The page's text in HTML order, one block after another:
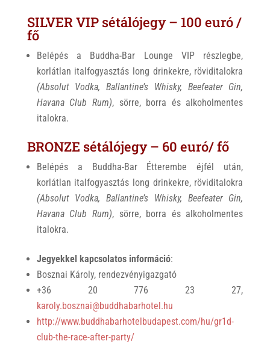
SILVER VIP sétálójegy – 100 euró /
fő
Belépés a Buddha-Bar Lounge VIP részlegbe,
korlátlan italfogyasztás long drinkekre, röviditalokra
(Absolut Vodka, Ballantine’s Whisky, Beefeater Gin,
Havana Club Rum), sörre, borra és alkoholmentes
italokra.
BRONZE sétálójegy – 60 euró/ fő
Belépés a Buddha-Bar Étterembe éjfél után,
korlátlan italfogyasztás long drinkekre, röviditalokra
(Absolut Vodka, Ballantine’s Whisky, Beefeater Gin,
Havana Club Rum), sörre, borra és alkoholmentes
italokra.
Jegyekkel kapcsolatos információ:
Bosznai Károly, rendezvényigazgató
+36 20 776 23 27,
karoly.bosznai@buddhabarhotel.hu
http://www.buddhabarhotelbudapest.com/hu/gr1d-
club-the-race-after-party/